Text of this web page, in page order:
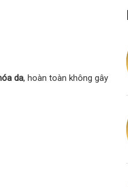
da, hoàn toàn không gây